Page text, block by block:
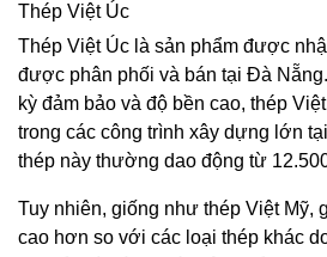
Thép Việt Úc
Thép Việt Úc là sản phẩm được
được phân phối và bán tại Đà
kỳ đảm bảo và độ bền cao, thép
trong các công trình xây dựng lớn
thép này thường dao động từ
Tuy nhiên, giống như thép Việt Mỹ,
cao hơn so với các loại thép khác